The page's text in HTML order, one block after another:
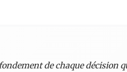
de chaque décision